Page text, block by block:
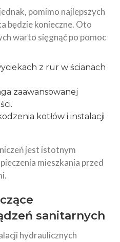
pomimo najlepszych
będzie konieczne. Oto
warto sięgnąć po pomoc
z rur w ścianach
zaawansowanej
kotłów i instalacji
jest istotnym
mieszkania przed
sanitarnych
hydraulicznych